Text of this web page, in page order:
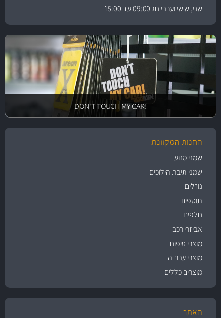
שני, שישי וערבי חג 09:00 עד 15:00
!DON'T TOUCH MY CAR
החנות המקוונת
שמני מנוע
שמני תיבת הילוכים
נוזלים
תוספים
חלפים
אביזרי רכב
מוצרי טיפוח
מוצרי עבודה
מוצרים כללים
האתר